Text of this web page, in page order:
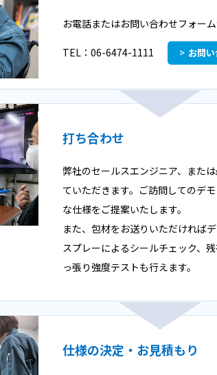
お電話またはお問い合わせフォー
TEL： 06-6474-1111 お問
打ち合わせ
弊社のセールスエンジニア、また
ていただきます。ご訪問してのデ
な仕様をご提案いたします。
また、包材をお送りいただければ
スプレーによるシールチェック、
っ張り強度テストも行えます。
仕様の決定・お見積もり